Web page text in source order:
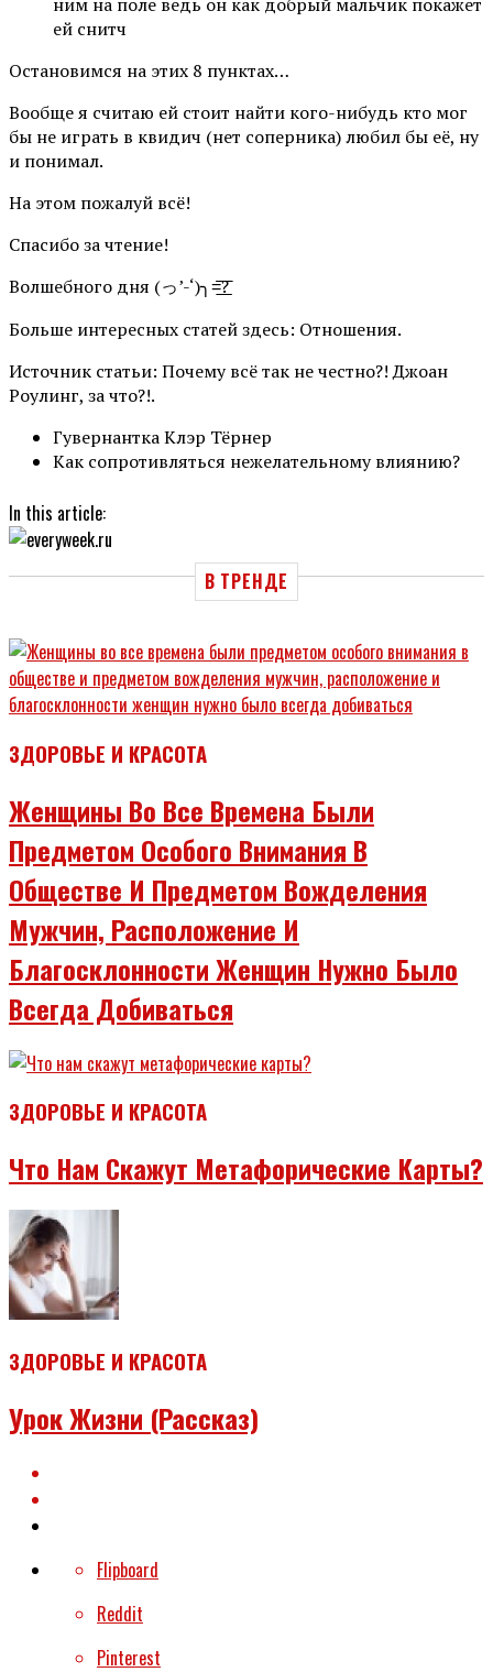
ей снитч
Остановимся на этих 8 пунктах…
Вообще я считаю ей стоит найти кого-нибудь кто мог
бы не играть в квидич (нет соперника) любил бы её, ну
и понимал.
На этом пожалуй всё!
Спасибо за чтение!
Волшебного дня (っ’-‘)╮=͟͟͞͞?
Больше интересных статей здесь: Отношения.
Источник статьи: Почему всё так не честно?! Джоан
Роулинг, за что?!.
Гувернантка Клэр Тёрнер
Как сопротивляться нежелательному влиянию?
In this article:
В ТРЕНДЕ
ЗДОРОВЬЕ И КРАСОТА
Женщины Во Все Времена Были
Предметом Особого Внимания В
Обществе И Предметом Вожделения
Мужчин, Расположение И
Благосклонности Женщин Нужно Было
Всегда Добиваться
ЗДОРОВЬЕ И КРАСОТА
Что Нам Скажут Метафорические Карты?
ЗДОРОВЬЕ И КРАСОТА
Урок Жизни (рассказ)
Flipboard
Reddit
Pinterest